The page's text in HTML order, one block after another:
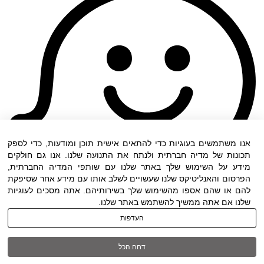
תנאי שימוש|הצהרת נגישות| כל הזכויות שמורות
ל DWO ©
אנו משתמשים בעוגיות כדי להתאים אישית תוכן ומודעות, כדי לספק
תכונות של מדיה חברתית ולנתח את התנועה שלנו. אנו גם חולקים
מידע על השימוש שלך באתר שלנו עם שותפי המדיה החברתית,
הפרסום והאנליטיקס שלנו שעשויים לשלב אותו עם מידע אחר שסיפקת
להם או שהם אספו מהשימוש שלך בשירותיהם. אתה מסכים לעוגיות
שלנו אם אתה ממשיך להשתמש באתר שלנו.
העדפות
דחה הכל